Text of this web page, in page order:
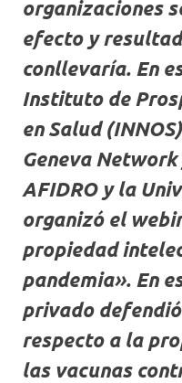
organizaciones
efecto y
conllevaría. En
Instituto de
en Salud
Geneva
AFIDRO y la
organizó el
propiedad
pandemia». En
privado
respecto a la
las vacunas